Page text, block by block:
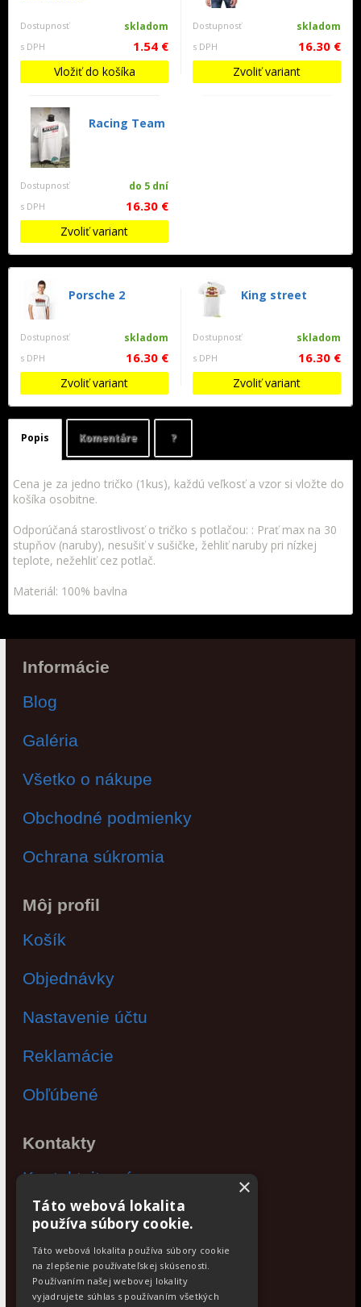
Dostupnosť skladom
s DPH 1.54 €
Vložiť do košíka
Dostupnosť skladom
s DPH 16.30 €
Zvoliť variant
Racing Team
Dostupnosť do 5 dní
s DPH 16.30 €
Zvoliť variant
Porsche 2
Dostupnosť skladom
s DPH 16.30 €
Zvoliť variant
King street
Dostupnosť skladom
s DPH 16.30 €
Zvoliť variant
Popis Komentáre ?
Cena je za jedno tričko (1kus), každú veľkosť a vzor si vložte do
košíka osobitne.
Odporúčaná starostlivosť o tričko s potlačou: : Prať max na 30
stupňov (naruby), nesušiť v sušičke, žehliť naruby pri nízkej
teplote, nežehliť cez potlač.
Materiál: 100% bavlna
Informácie
Blog
Galéria
Všetko o nákupe
Obchodné podmienky
Ochrana súkromia
Môj profil
Košík
Objednávky
Nastavenie účtu
Reklamácie
Obľúbené
Kontakty
Kontaktujte nás
Po - Pia: 9:00 - 17:00
Newsletter
×
Táto webová lokalita
používa súbory cookie.
Táto webová lokalita používa súbory cookie
na zlepšenie používateľskej skúsenosti.
Používaním našej webovej lokality
vyjadrujete súhlas s používaním všetkých